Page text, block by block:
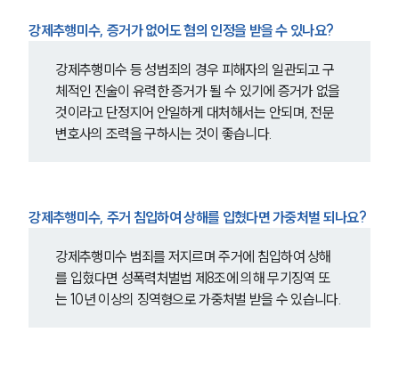
강제추행미수, 증거가 없어도 혐의 인정을 받을 수 있나요?
강제추행미수 등 성범죄의 경우 피해자의 일관되고 구
체적인 진술이 유력한 증거가 될 수 있기에 증거가 없을
것이라고 단정지어 안일하게 대처해서는 안되며, 전문
변호사의 조력을 구하시는 것이 좋습니다.
강제추행미수, 주거 침입하여 상해를 입혔다면 가중처벌 되나요?
강제추행미수 범죄를 저지르며 주거에 침입하여 상해
를 입혔다면 성폭력처벌법 제8조에 의해 무기징역 또
는 10년 이상의 징역형으로 가중처벌 받을 수 있습니다.